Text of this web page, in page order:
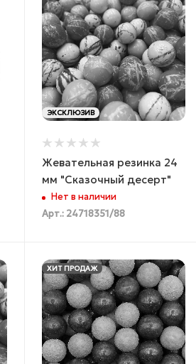
ЭКСКЛЮЗИВ
Жевательная резинка 24
мм "Сказочный десерт"
Нет в наличии
Арт.: 24718351/88
ХИТ ПРОДАЖ